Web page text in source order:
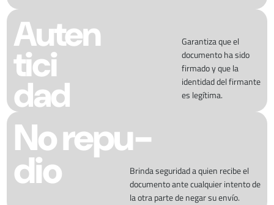
Auten
tici
dad
Garantiza que el
documento ha sido
firmado y que la
identidad del firmante
es legítima.
No repu-
dio
Brinda seguridad a quien recibe el
documento ante cualquier intento de
la otra parte de negar su envío.